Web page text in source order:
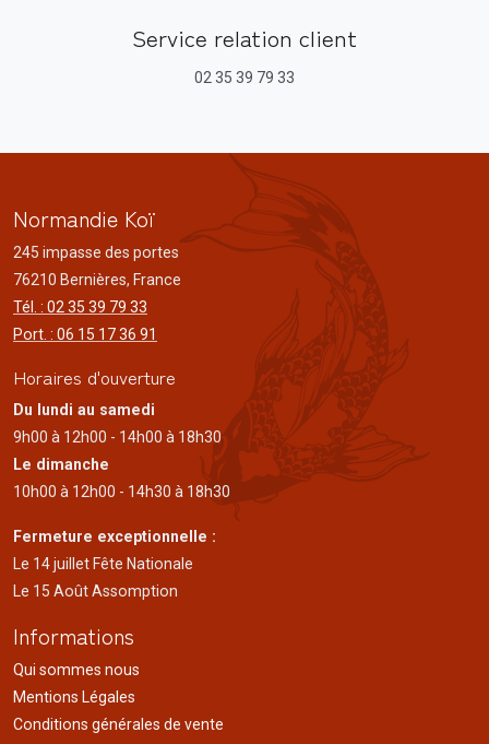
Service relation client
02 35 39 79 33
Normandie Koï
245 impasse des portes
76210 Bernières, France
Tél. : 02 35 39 79 33
Port. : 06 15 17 36 91
Horaires d'ouverture
Du lundi au samedi
9h00 à 12h00 - 14h00 à 18h30
Le dimanche
10h00 à 12h00 - 14h30 à 18h30
Fermeture exceptionnelle :
Le 14 juillet Fête Nationale
Le 15 Août Assomption
Informations
Qui sommes nous
Mentions Légales
Conditions générales de vente